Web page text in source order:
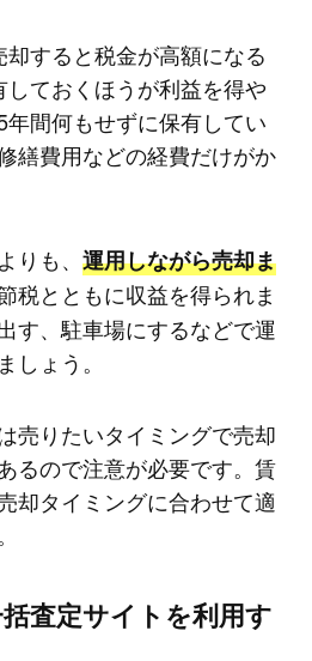
すると税金が高額になる
ておくほうが利益を得や
間何もせずに保有してい
繕費用などの経費だけがか
も、 運用しながら売却ま
税とともに収益を得られま
す、駐車場にするなどで運
しょう。
売りたいタイミングで売却
るので注意が必要です。賃
却タイミングに合わせて適
査定サイトを利用す